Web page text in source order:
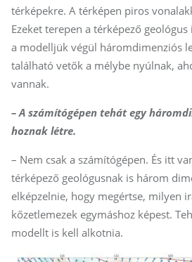
térképekre. A térképen piros
Ezeket terepen a térképező
a modelljük végül háromdimenziós
található vetők a mélybe nyúlnak,
vannak.
– A számítógépen tehát egy
hoznak létre.
– Nem csak a számítógépen. És itt
térképező geológusnak is három
elképzelnie, hogy megértse, milyen
kőzetlemezek egymáshoz képest.
modellt is kell alkotnia.